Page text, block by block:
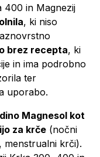
400 in Magnezij
, ki niso
brez recepta, ki
in ima podrobno
ter
uporabo.
Magnesol kot
za krče (nočni
menstrualni krči).